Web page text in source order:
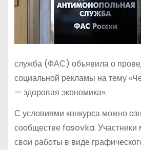
служба (ФАС) объявила о
социальной рекламы на тему
— здоровая экономика».
С условиями конкурса можно
сообществе fasovka. Участники
свои работы в виде